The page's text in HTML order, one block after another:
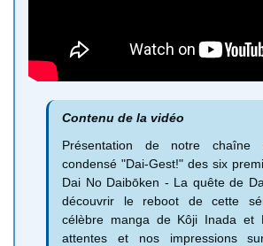
Contenu de la vidéo
Présentation de notre
condensé "Dai-Gest!" des six
Dai No Daibōken - La quête de
découvrir le reboot de cette
célèbre manga de Kôji Inada et
attentes et nos impressions